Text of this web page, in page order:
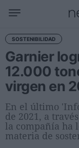
Negocio
Editorial
Actualidad
Economía y sector
Nombramientos
Entrevistas a
SOSTENIBILIDAD
Garnier
12.000
virgen en
En el último
de 2021, a
la compañía ha
materia de